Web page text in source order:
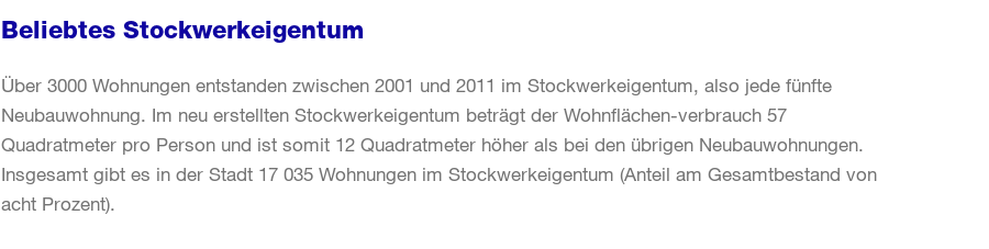
Beliebtes Stockwerkeigentum
Über 3000 Wohnungen entstanden zwischen 2001 und 2011 im Stockwerkeigentum, also jede fünfte
Neubauwohnung. Im neu erstellten Stockwerkeigentum beträgt der Wohnflächen-verbrauch 57
Quadratmeter pro Person und ist somit 12 Quadratmeter höher als bei den übrigen Neubauwohnungen.
Insgesamt gibt es in der Stadt 17 035 Wohnungen im Stockwerkeigentum (Anteil am Gesamtbestand von
acht Prozent).